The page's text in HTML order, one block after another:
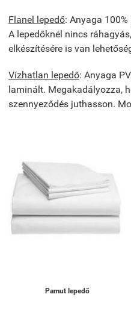
Flanel lepedő: Anyaga
A lepedőknél nincs
elkészítésére is van
Vízhatlan lepedő: Anyaga
laminált. Megakadályozza,
szennyeződés juthasson.
Pamut lepedő